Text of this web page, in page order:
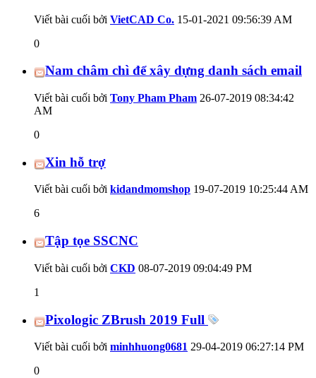
Viết bài cuối bởi VietCAD Co. 15-01-2021 09:56:39 AM
0
Nam châm chì để xây dựng danh sách email
Viết bài cuối bởi Tony Pham Pham 26-07-2019 08:34:42
AM
0
Xin hỗ trợ
Viết bài cuối bởi kidandmomshop 19-07-2019 10:25:44 AM
6
Tập tọe SSCNC
Viết bài cuối bởi CKD 08-07-2019 09:04:49 PM
1
Pixologic ZBrush 2019 Full
Viết bài cuối bởi minhhuong0681 29-04-2019 06:27:14 PM
0